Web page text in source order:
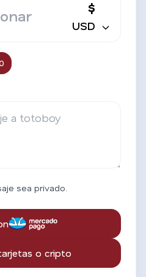
$
USD
sea privado.
o cripto